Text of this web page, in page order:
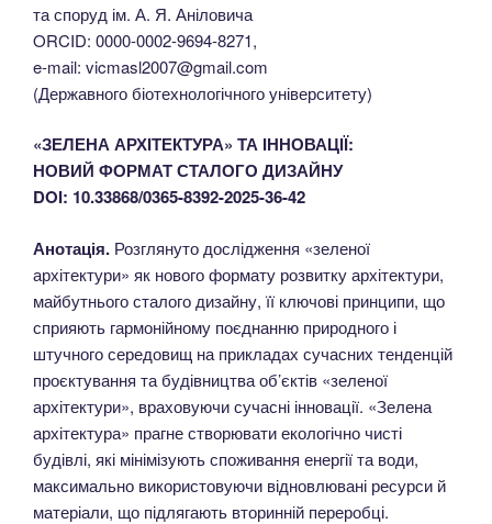
та споруд ім. А. Я. Аніловича
ORCID: 0000-0002-9694-8271,
e-mail: vicmasl2007@gmail.com
(Державного біотехнологічного університету)
«ЗЕЛЕНА АРХІТЕКТУРА» ТА ІННОВАЦІЇ:
НОВИЙ ФОРМАТ СТАЛОГО ДИЗАЙНУ
DOI: 10.33868/0365-8392-2025-36-42
Анотація. Розглянуто дослідження «зеленої
архітектури» як нового формату розвитку архітектури,
майбутнього сталого дизайну, її ключові принципи, що
сприяють гармонійному поєднанню природного і
штучного середовищ на прикладах сучасних тенденцій
проєктування та будівництва об’єктів «зеленої
архітектури», враховуючи сучасні інновації. «Зелена
архітектура» прагне створювати екологічно чисті
будівлі, які мінімізують споживання енергії та води,
максимально використовуючи відновлювані ресурси й
матеріали, що підлягають вторинній переробці.